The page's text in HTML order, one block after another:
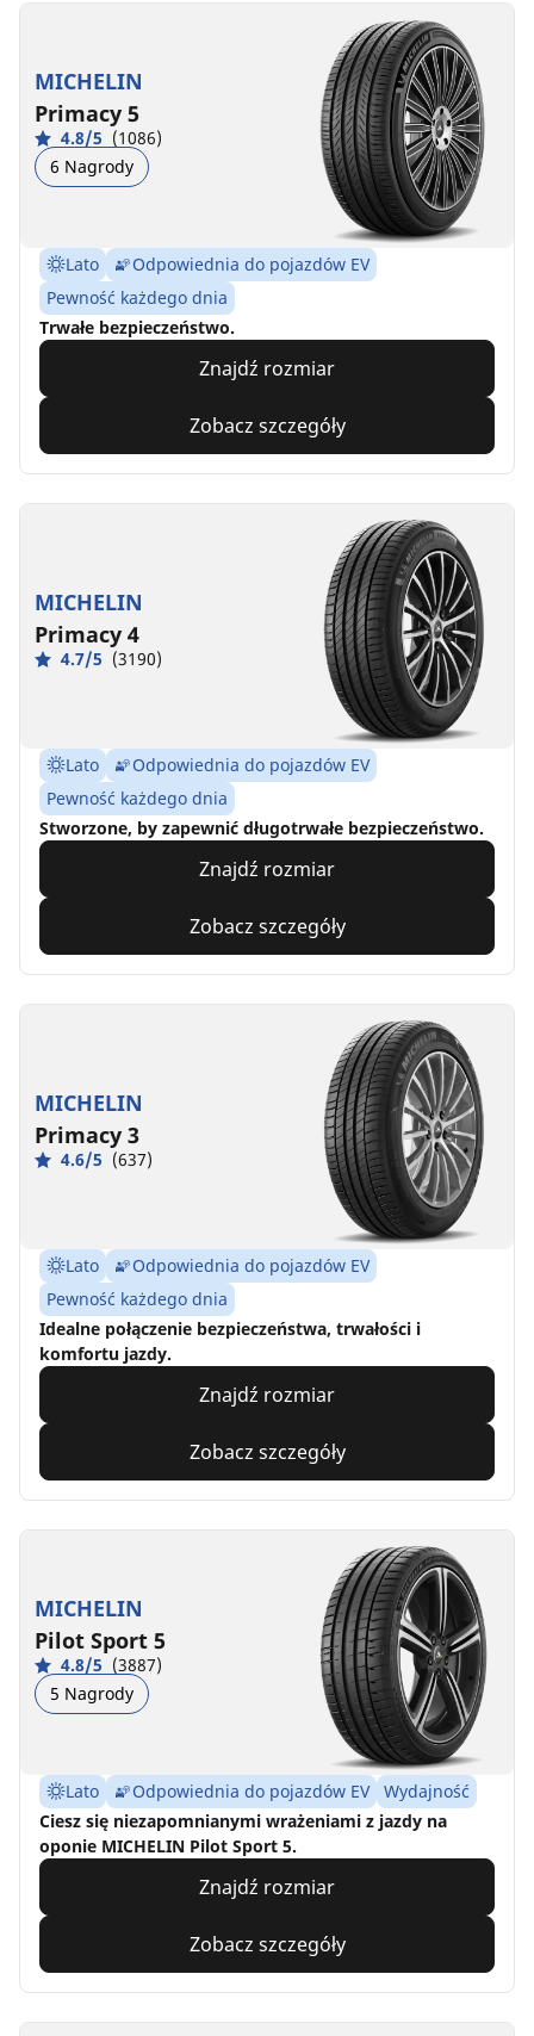
MICHELIN
Primacy 5
4.8/5 (1086)
6 Nagrody
Lato
Odpowiednia do pojazdów EV
Pewność każdego dnia
Trwałe bezpieczeństwo.
Znajdź rozmiar
Zobacz szczegóły
MICHELIN
Primacy 4
4.7/5 (3190)
Lato
Odpowiednia do pojazdów EV
Pewność każdego dnia
Stworzone, by zapewnić długotrwałe bezpieczeństwo.
Znajdź rozmiar
Zobacz szczegóły
MICHELIN
Primacy 3
4.6/5 (637)
Lato
Odpowiednia do pojazdów EV
Pewność każdego dnia
Idealne połączenie bezpieczeństwa, trwałości i
komfortu jazdy.
Znajdź rozmiar
Zobacz szczegóły
MICHELIN
Pilot Sport 5
4.8/5 (3887)
5 Nagrody
Lato Odpowiednia do pojazdów EV
Wydajność
Ciesz się niezapomnianymi wrażeniami z jazdy na
oponie MICHELIN Pilot Sport 5.
Znajdź rozmiar
Zobacz szczegóły